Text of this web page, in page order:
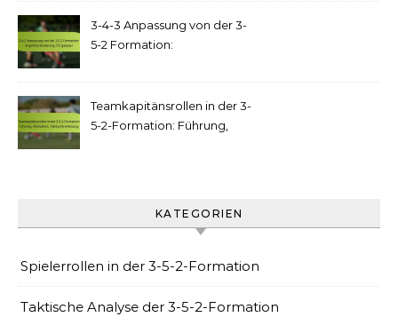
3-4-3 Anpassung von der 3-
5-2 Formation:
Teamkapitänsrollen in der 3-
5-2-Formation: Führung,
KATEGORIEN
Spielerrollen in der 3-5-2-Formation
Taktische Analyse der 3-5-2-Formation